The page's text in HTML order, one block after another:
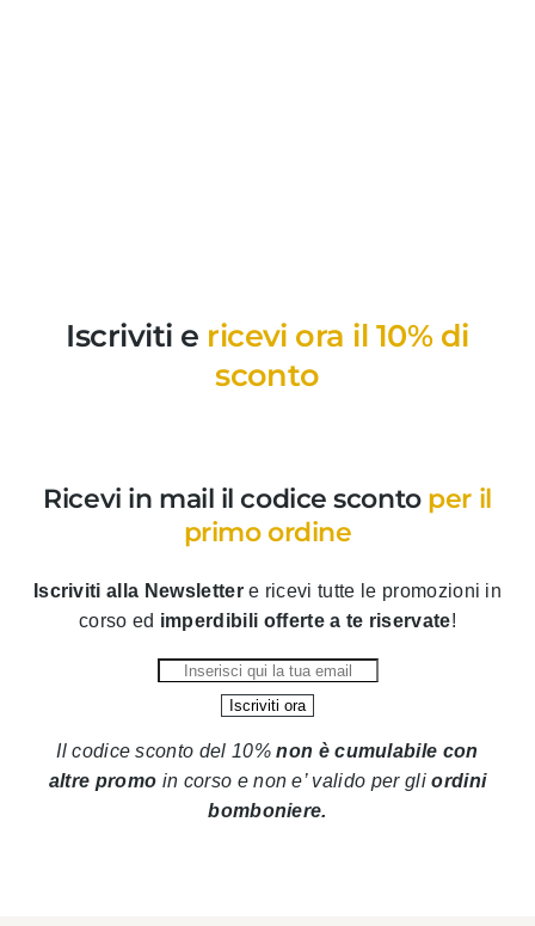
Iscriviti e ricevi ora il 10% di
sconto
Ricevi in mail il codice sconto per il
primo ordine
Iscriviti alla Newslettere ricevi tutte le promozioni in
corso ed imperdibili offerte a te riservate!
Il codice sconto del 10%non è cumulabile con
altre promo in corso e non e’ valido per gliordini
bomboniere.